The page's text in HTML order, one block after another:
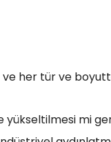
her tür ve
yükseltilmesi mi